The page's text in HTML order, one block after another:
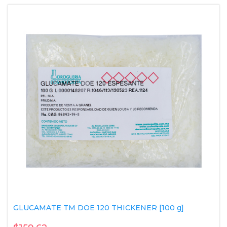
GLUCAMATE TM DOE 120 THICKENER [100 g]